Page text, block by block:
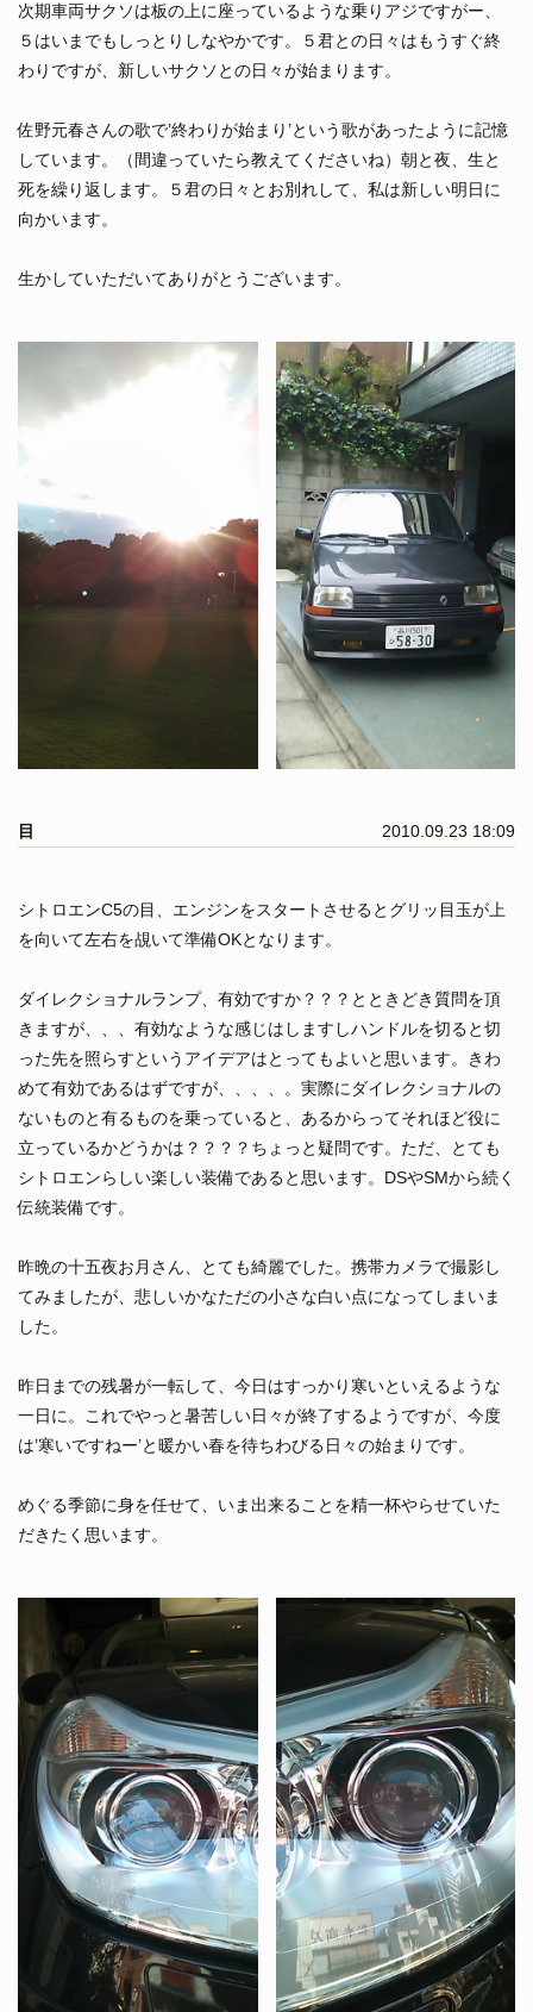
次期車両サクソは板の上に座っているような乗りアジですがー、
５はいまでもしっとりしなやかです。５君との日々はもうすぐ終
わりですが、新しいサクソとの日々が始まります。
佐野元春さんの歌で’終わりが始まり’という歌があったように記憶
しています。（間違っていたら教えてくださいね）朝と夜、生と
死を繰り返します。５君の日々とお別れして、私は新しい明日に
向かいます。
生かしていただいてありがとうございます。
目 2010.09.23 18:09
シトロエンC5の目、エンジンをスタートさせるとグリッ目玉が上
を向いて左右を覘いて準備OKとなります。
ダイレクショナルランプ、有効ですか？？？とときどき質問を頂
きますが、、、有効なような感じはしますしハンドルを切ると切
った先を照らすというアイデアはとってもよいと思います。きわ
めて有効であるはずですが、、、、。実際にダイレクショナルの
ないものと有るものを乗っていると、あるからってそれほど役に
立っているかどうかは？？？？ちょっと疑問です。ただ、とても
シトロエンらしい楽しい装備であると思います。DSやSMから続く
伝統装備です。
昨晩の十五夜お月さん、とても綺麗でした。携帯カメラで撮影し
てみましたが、悲しいかなただの小さな白い点になってしまいま
した。
昨日までの残暑が一転して、今日はすっかり寒いといえるような
一日に。これでやっと暑苦しい日々が終了するようですが、今度
は’寒いですねー’と暖かい春を待ちわびる日々の始まりです。
めぐる季節に身を任せて、いま出来ることを精一杯やらせていた
だきたく思います。